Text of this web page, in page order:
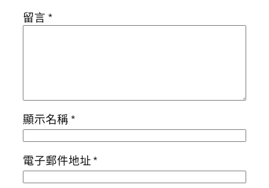
留言*
顯示名稱*
電子郵件地址*